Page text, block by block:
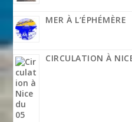
MER À L’ÉPHÉMÈRE
CIRCULATION À